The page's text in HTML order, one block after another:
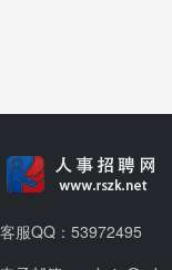
客服QQ：53972495